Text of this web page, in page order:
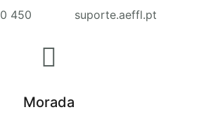
450 suporte.aeffl.pt
Morada